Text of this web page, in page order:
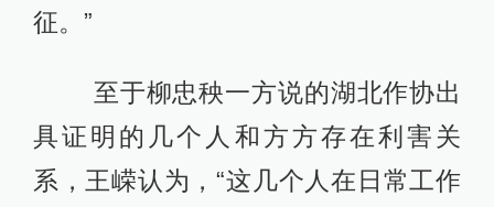
征。”
至于柳忠秧一方说的湖北作协出
具证明的几个人和方方存在利害关
系，王嵘认为，“这几个人在日常工作